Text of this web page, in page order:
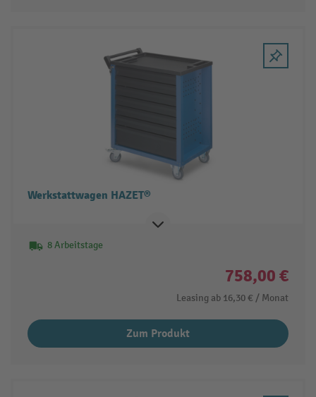
Werkstattwagen HAZET®
8 Arbeitstage
758,00 €
Leasing ab 16,30 € / Monat
Zum Produkt